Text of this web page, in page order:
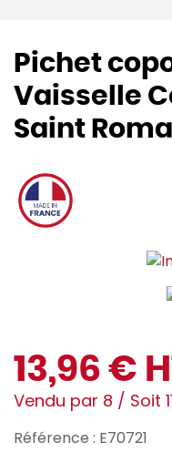
Pichet
Vaisselle
Saint
13,96 €
Vendu par 8 / Soit
Référence : E70721